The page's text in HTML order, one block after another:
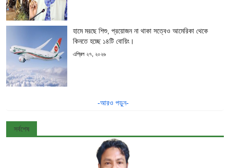
হামে মরছে শিশু, প্রয়োজন না থাকা সত্বেও আমেরিকা থেকে
কিনতে হচ্ছে ১৪টি বোয়িং।
এপ্রিল ২৭, ২০২৬
-আরও পড়ুন-
সর্বশেষ